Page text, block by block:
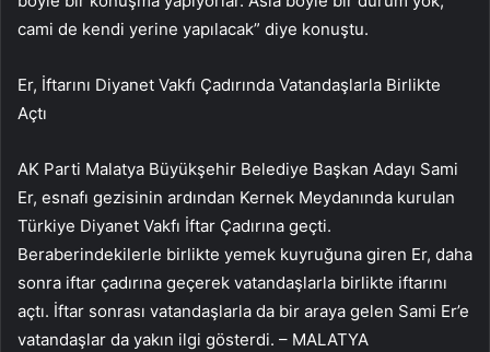
cami de kendi yerine yapılacak” diye konuştu.
Er, İftarını Diyanet Vakfı Çadırında Vatandaşlarla Birlikte
Açtı
AK Parti Malatya Büyükşehir Belediye Başkan Adayı Sami
Er, esnafı gezisinin ardından Kernek Meydanında kurulan
Türkiye Diyanet Vakfı İftar Çadırına geçti.
Beraberindekilerle birlikte yemek kuyruğuna giren Er, daha
sonra iftar çadırına geçerek vatandaşlarla birlikte iftarını
açtı. İftar sonrası vatandaşlarla da bir araya gelen Sami Er’e
vatandaşlar da yakın ilgi gösterdi. – MALATYA